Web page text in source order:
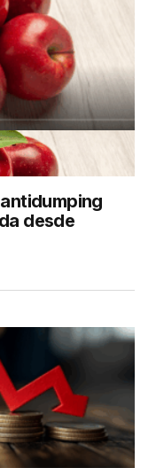
desde